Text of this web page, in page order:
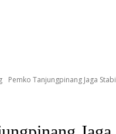
Pemko Tanjungpinang Jaga